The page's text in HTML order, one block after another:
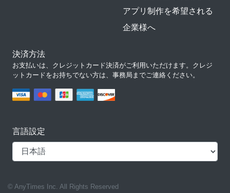
アプリ制作を希望される
企業様へ
決済方法
お支払いは、クレジットカード決済がご利用いただけます。クレジ
ットカードをお持ちでない方は、事務局までご連絡ください。
言語設定
© AnyTimes Inc. All Rights Reserved